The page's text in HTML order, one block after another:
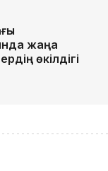
жаңа
өкілдігі